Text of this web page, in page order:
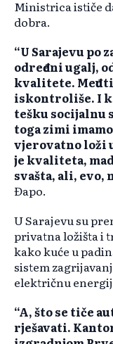
Ministrica ističe
dobra.
“U Sarajevu po
određeni ugalj,
kvalitete.
iskontroliše. I
tešku socijalnu
toga zimi imamo
vjerovatno loži
je kvaliteta,
svašta, ali, evo,
Đapo.
U Sarajevu su
privatna ložišta i
kako kuće u
sistem
električnu
“A, što se tiče
rješavati.